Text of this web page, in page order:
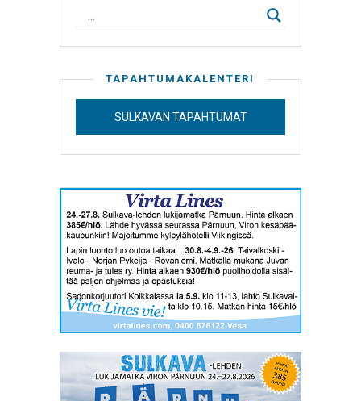
TAPAHTUMAKALENTERI
SULKAVAN TAPAHTUMAT